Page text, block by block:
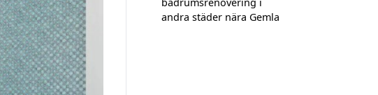
andra städer nära Gemla